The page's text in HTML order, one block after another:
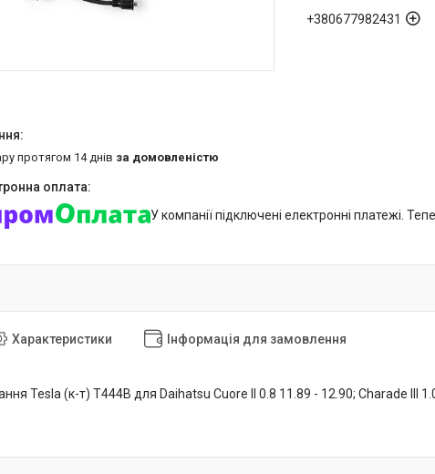
+380677982431
протягом 14 днів за домовленістю
У компанії підключені електронні платежі.
Характеристики Інформація для замовлення
Tesla (к-т) T444B для Daihatsu Cuore II 0.8 11.89 - 12.90; Charade III